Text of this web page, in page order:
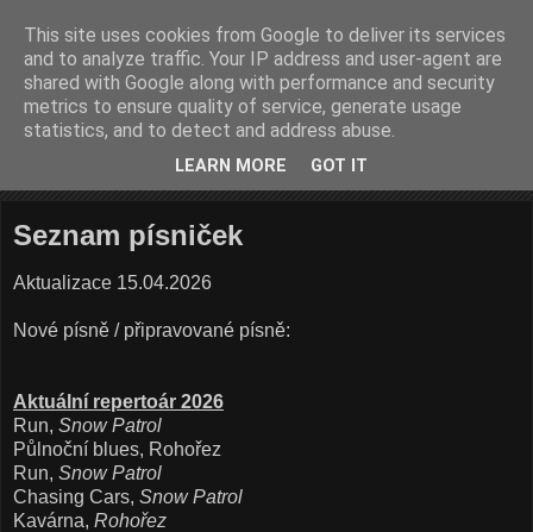
ROHOŘEZ
Dvoučlenné elektroakustické kytarové hudební uskupení
Seznam písniček
Aktualizace 15.04.2026
Nové písně / připravované písně:
Aktuální repertoár 2026
Run, Snow Patrol
Půlnoční blues, Rohořez
Run, Snow Patrol
Chasing Cars, Snow Patrol
Kavárna, Rohořez
This site uses cookies from Google to deliver its services
and to analyze traffic. Your IP address and user-agent are
shared with Google along with performance and security
metrics to ensure quality of service, generate usage
statistics, and to detect and address abuse.
LEARN MORE GOT IT